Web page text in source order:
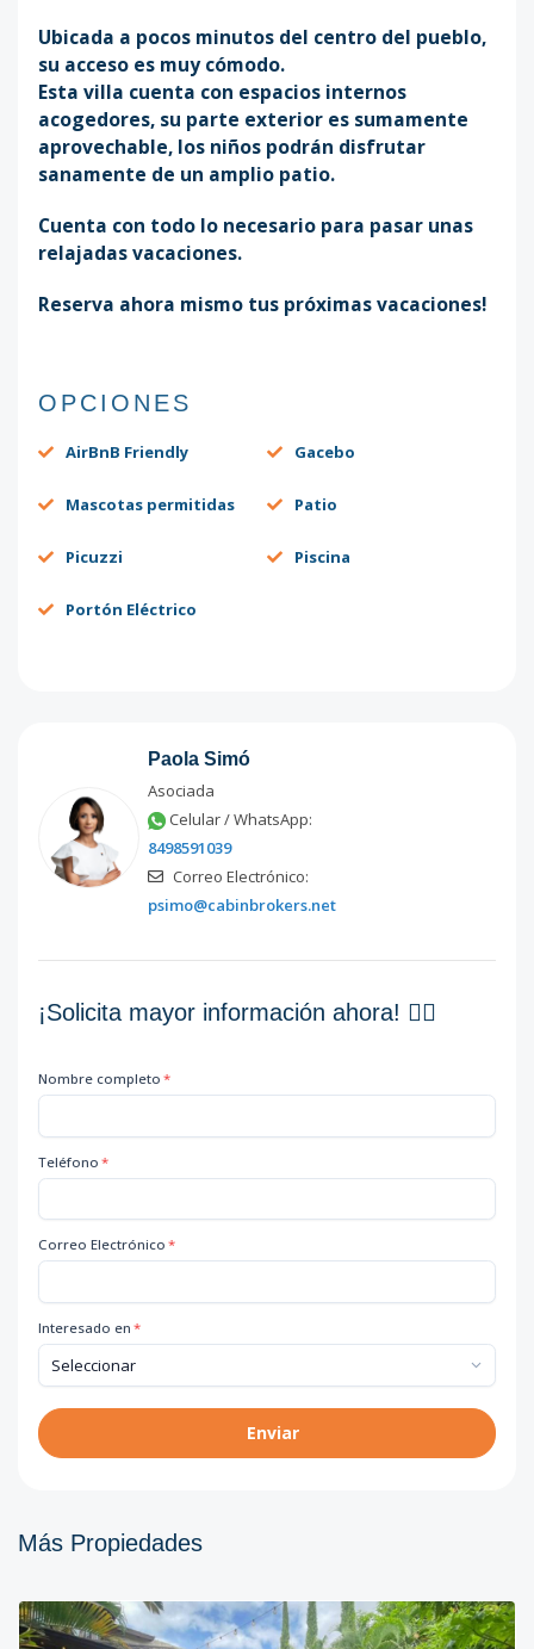
Ubicada a pocos minutos del centro del pueblo,
su acceso es muy cómodo.
Esta villa cuenta con espacios internos
acogedores, su parte exterior es sumamente
aprovechable, los niños podrán disfrutar
sanamente de un amplio patio.
Cuenta con todo lo necesario para pasar unas
relajadas vacaciones.
Reserva ahora mismo tus próximas vacaciones!
OPCIONES
AirBnB Friendly Gacebo
Mascotas permitidas Patio
Picuzzi Piscina
Portón Eléctrico
Paola Simó
Asociada
Celular / WhatsApp:
8498591039
Correo Electrónico:
psimo@cabinbrokers.net
¡Solicita mayor información ahora! 👇🏽
Nombre completo *
Teléfono *
Correo Electrónico *
Interesado en *
Enviar
Más Propiedades